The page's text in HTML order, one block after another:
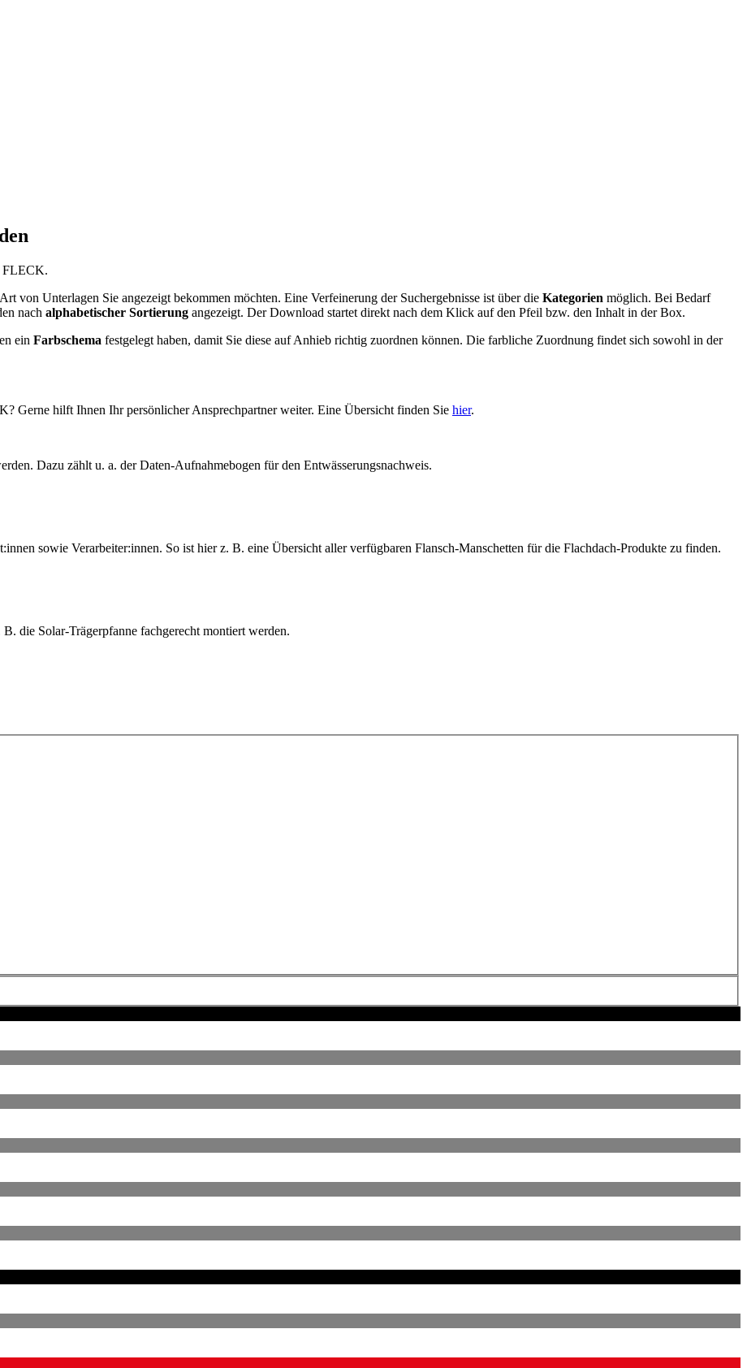
FLECK.
von Unterlagen Sie angezeigt bekommen möchten. Eine Verfeinerung der Suchergebnisse ist über die Kategorien möglich. Bei Bedarf
nach alphabetischer Sortierung angezeigt. Der Download startet direkt nach dem Klick auf den Pfeil bzw. den Inhalt in der Box.
ein Farbschema festgelegt haben, damit Sie diese auf Anhieb richtig zuordnen können. Die farbliche Zuordnung findet sich sowohl in der
Gerne hilft Ihnen Ihr persönlicher Ansprechpartner weiter. Eine Übersicht finden Sie hier.
Dazu zählt u. a. der Daten-Aufnahmebogen für den Entwässerungsnachweis.
sowie Verarbeiter:innen. So ist hier z. B. eine Übersicht aller verfügbaren Flansch-Manschetten für die Flachdach-Produkte zu finden.
die Solar-Trägerpfanne fachgerecht montiert werden.